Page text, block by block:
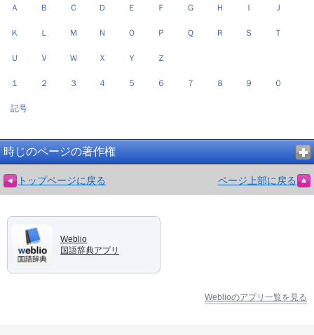
Ａ Ｂ Ｃ Ｄ Ｅ Ｆ Ｇ Ｈ Ｉ Ｊ
Ｋ Ｌ Ｍ Ｎ Ｏ Ｐ Ｑ Ｒ Ｓ Ｔ
Ｕ Ｖ Ｗ Ｘ Ｙ Ｚ
１ ２ ３ ４ ５ ６ ７ ８ ９ ０
記号
時じのページの著作権
トップページに戻る ページ上部に戻る
Weblio
国語辞典アプリ
Weblioのアプリ一覧を見る